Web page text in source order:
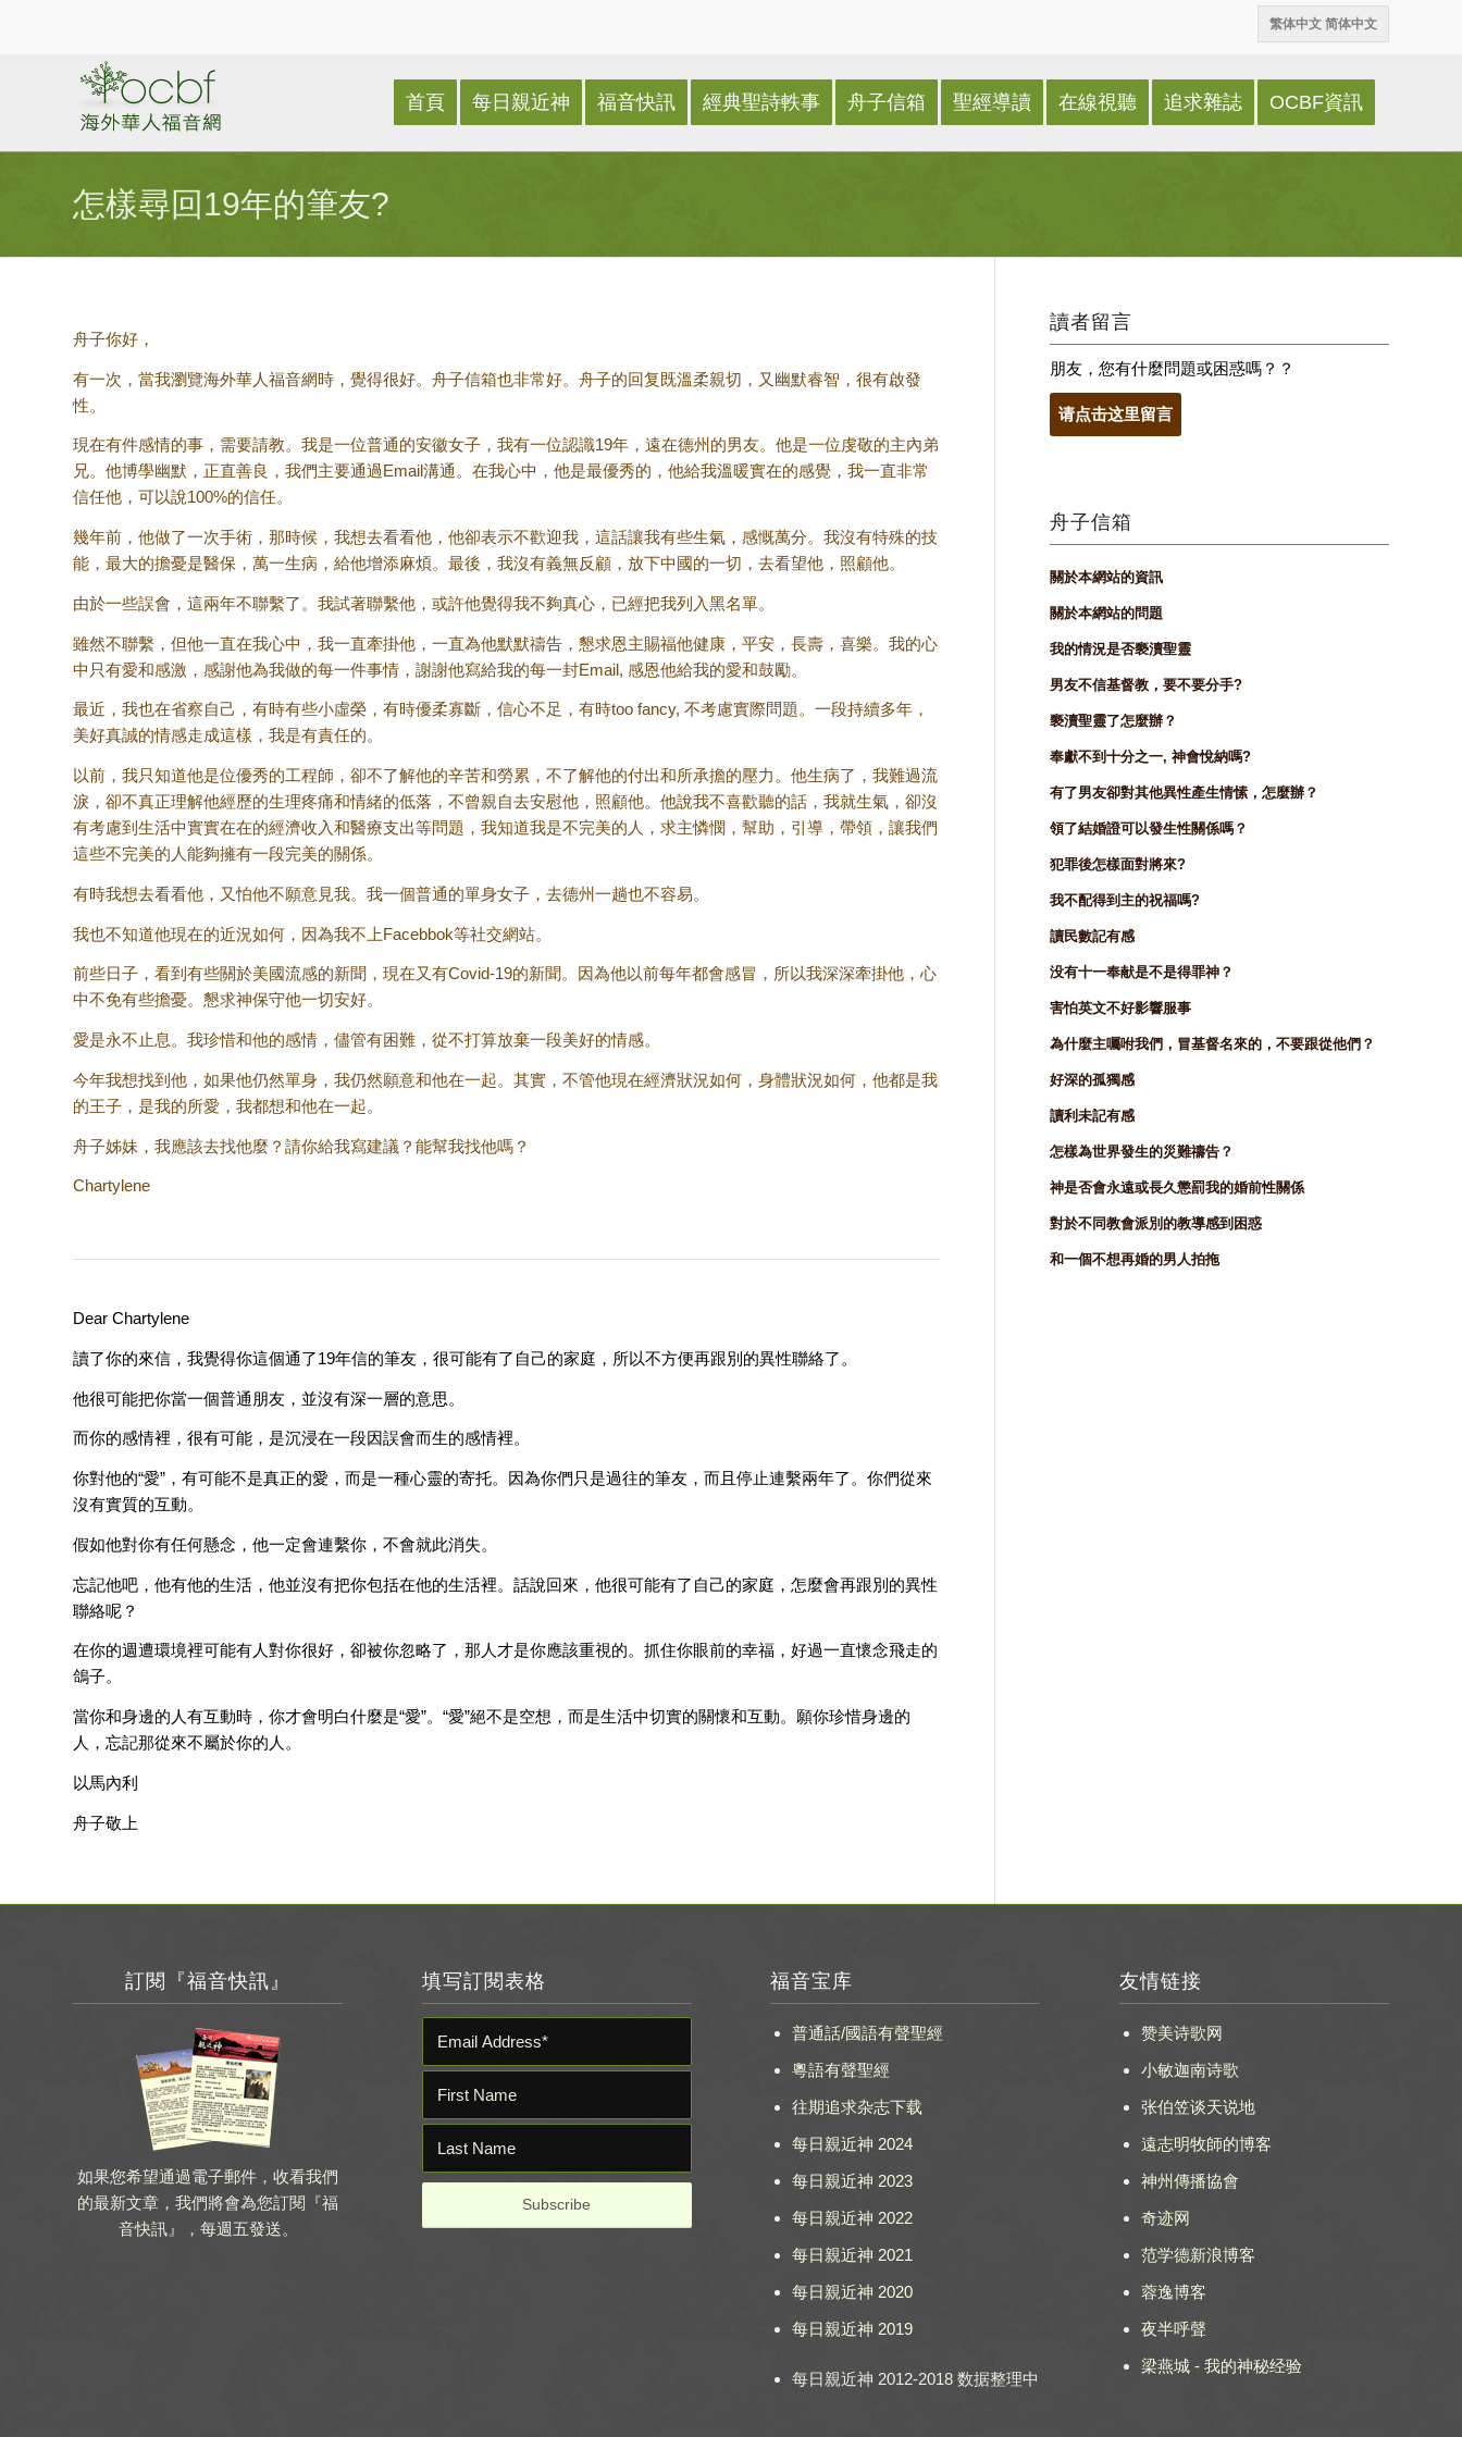
繁体中文 简体中文
首頁 每日親近神 福音快訊 經典聖詩軼事 舟子信箱 聖經導讀 在線視聽 追求雜誌 OCBF資訊
怎樣尋回19年的筆友?
舟子你好，
有一次，當我瀏覽海外華人福音網時，覺得很好。舟子信箱也非常好。舟子的回复既溫柔親切，又幽默睿智，很有啟發
性。
現在有件感情的事，需要請教。我是一位普通的安徽女子，我有一位認識19年，遠在德州的男友。他是一位虔敬的主內弟
兄。他博學幽默，正直善良，我們主要通過Email溝通。在我心中，他是最優秀的，他給我溫暖實在的感覺，我一直非常
信任他，可以說100%的信任。
幾年前，他做了一次手術，那時候，我想去看看他，他卻表示不歡迎我，這話讓我有些生氣，感慨萬分。我沒有特殊的技
能，最大的擔憂是醫保，萬一生病，給他增添麻煩。最後，我沒有義無反顧，放下中國的一切，去看望他，照顧他。
由於一些誤會，這兩年不聯繫了。我試著聯繫他，或許他覺得我不夠真心，已經把我列入黑名單。
雖然不聯繫，但他一直在我心中，我一直牽掛他，一直為他默默禱告，懇求恩主賜福他健康，平安，長壽，喜樂。我的心
中只有愛和感激，感謝他為我做的每一件事情，謝謝他寫給我的每一封Email, 感恩他給我的愛和鼓勵。
最近，我也在省察自己，有時有些小虛榮，有時優柔寡斷，信心不足，有時too fancy, 不考慮實際問題。一段持續多年，
美好真誠的情感走成這樣，我是有責任的。
以前，我只知道他是位優秀的工程師，卻不了解他的辛苦和勞累，不了解他的付出和所承擔的壓力。他生病了，我難過流
淚，卻不真正理解他經歷的生理疼痛和情緒的低落，不曾親自去安慰他，照顧他。他說我不喜歡聽的話，我就生氣，卻沒
有考慮到生活中實實在在的經濟收入和醫療支出等問題， 我知道我是不完美的人，求主憐憫，幫助，引導，帶領，讓我們
這些不完美的人能夠擁有一段完美的關係。
有時我想去看看他，又怕他不願意見我。我一個普通的單身女子，去德州一趟也不容易。
我也不知道他現在的近況如何，因為我不上Facebbok等社交網站。
前些日子，看到有些關於美國流感的新聞，現在又有Covid-19的新聞。因為他以前每年都會感冒，所以我深深牽掛他，心
中不免有些擔憂。懇求神保守他一切安好。
愛是永不止息。我珍惜和他的感情，儘管有困難，從不打算放棄一段美好的情感。
今年我想找到他，如果他仍然單身，我仍然願意和他在一起。其實，不管他現在經濟狀況如何，身體狀況如何，他都是我
的王子，是我的所愛，我都想和他在一起。
舟子姊妹，我應該去找他麼？請你給我寫建議？能幫我找他嗎？
Chartylene
Dear Chartylene
讀了你的來信，我覺得你這個通了19年信的筆友，很可能有了自己的家庭，所以不方便再跟別的異性聯絡了。
他很可能把你當一個普通朋友，並沒有深一層的意思。
而你的感情裡，很有可能，是沉浸在一段因誤會而生的感情裡。
你對他的“愛”，有可能不是真正的愛，而是一種心靈的寄托。因為你們只是過往的筆友，而且停止連繫兩年了。你們從來
沒有實質的互動。
假如他對你有任何懸念，他一定會連繫你，不會就此消失。
忘記他吧，他有他的生活，他並沒有把你包括在他的生活裡。話說回來，他很可能有了自己的家庭，怎麼會再跟別的異性
聯絡呢？
在你的週遭環境裡可能有人對你很好，卻被你忽略了，那人才是你應該重視的。抓住你眼前的幸福，好過一直懷念飛走的
鴿子。
當你和身邊的人有互動時，你才會明白什麼是“愛”。“愛”絕不是空想，而是生活中切實的關懷和互動。願你珍惜身邊的
人，忘記那從來不屬於你的人。
以馬內利
舟子敬上
讀者留言
朋友，您有什麼問題或困惑嗎？？
请点击这里留言
舟子信箱
關於本網站的資訊
關於本網站的問題
我的情況是否褻瀆聖靈
男友不信基督教，要不要分手?
褻瀆聖靈了怎麼辦？
奉獻不到十分之一, 神會悅納嗎?
有了男友卻對其他異性產生情愫，怎麼辦？
領了結婚證可以發生性關係嗎？
犯罪後怎樣面對將來?
我不配得到主的祝福嗎?
讀民數記有感
没有十一奉献是不是得罪神？
害怕英文不好影響服事
為什麼主囑咐我們，冒基督名來的，不要跟從他們？
好深的孤獨感
讀利未記有感
怎樣為世界發生的災難禱告？
神是否會永遠或長久懲罰我的婚前性關係
對於不同教會派別的教導感到困惑
和一個不想再婚的男人拍拖
訂閱『福音快訊』
如果您希望通過電子郵件，收看我們
的最新文章，我們將會為您訂閱『福
音快訊』，每週五發送。
填写訂閱表格 福音宝库
普通話/國語有聲聖經
粵語有聲聖經
往期追求杂志下载
每日親近神 2024
每日親近神 2023
每日親近神 2022
每日親近神 2021
每日親近神 2020
每日親近神 2019
每日親近神 2012-2018 数据整理中
友情链接
赞美诗歌网
小敏迦南诗歌
张伯笠谈天说地
遠志明牧師的博客
神州傳播協會
奇迹网
范学德新浪博客
蓉逸博客
夜半呼聲
梁燕城 - 我的神秘经验